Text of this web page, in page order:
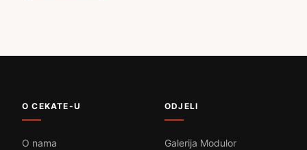
O CEKATE-U
O nama
ODJELI
Galerija Modulor